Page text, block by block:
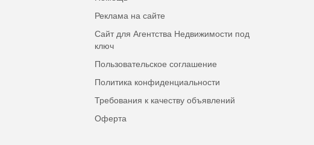
Реклама на сайте
Сайт для Агентства Недвижимости под
ключ
Пользовательское соглашение
Политика конфиденциальности
Требования к качеству объявлений
Оферта